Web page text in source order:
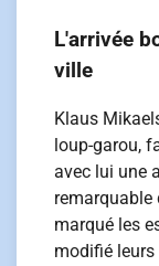
L'arrivée
ville
Klaus
loup-garou,
avec lui une
remarquable
marqué les
modifié